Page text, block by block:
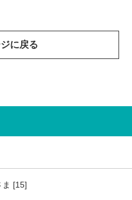
に戻る
ま [15]